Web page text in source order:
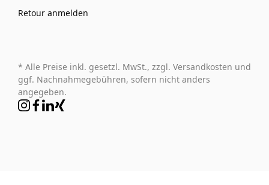
Retour anmelden
* Alle Preise inkl. gesetzl. MwSt., zzgl. Versandkosten und
ggf. Nachnahmegebühren, sofern nicht anders
angegeben.